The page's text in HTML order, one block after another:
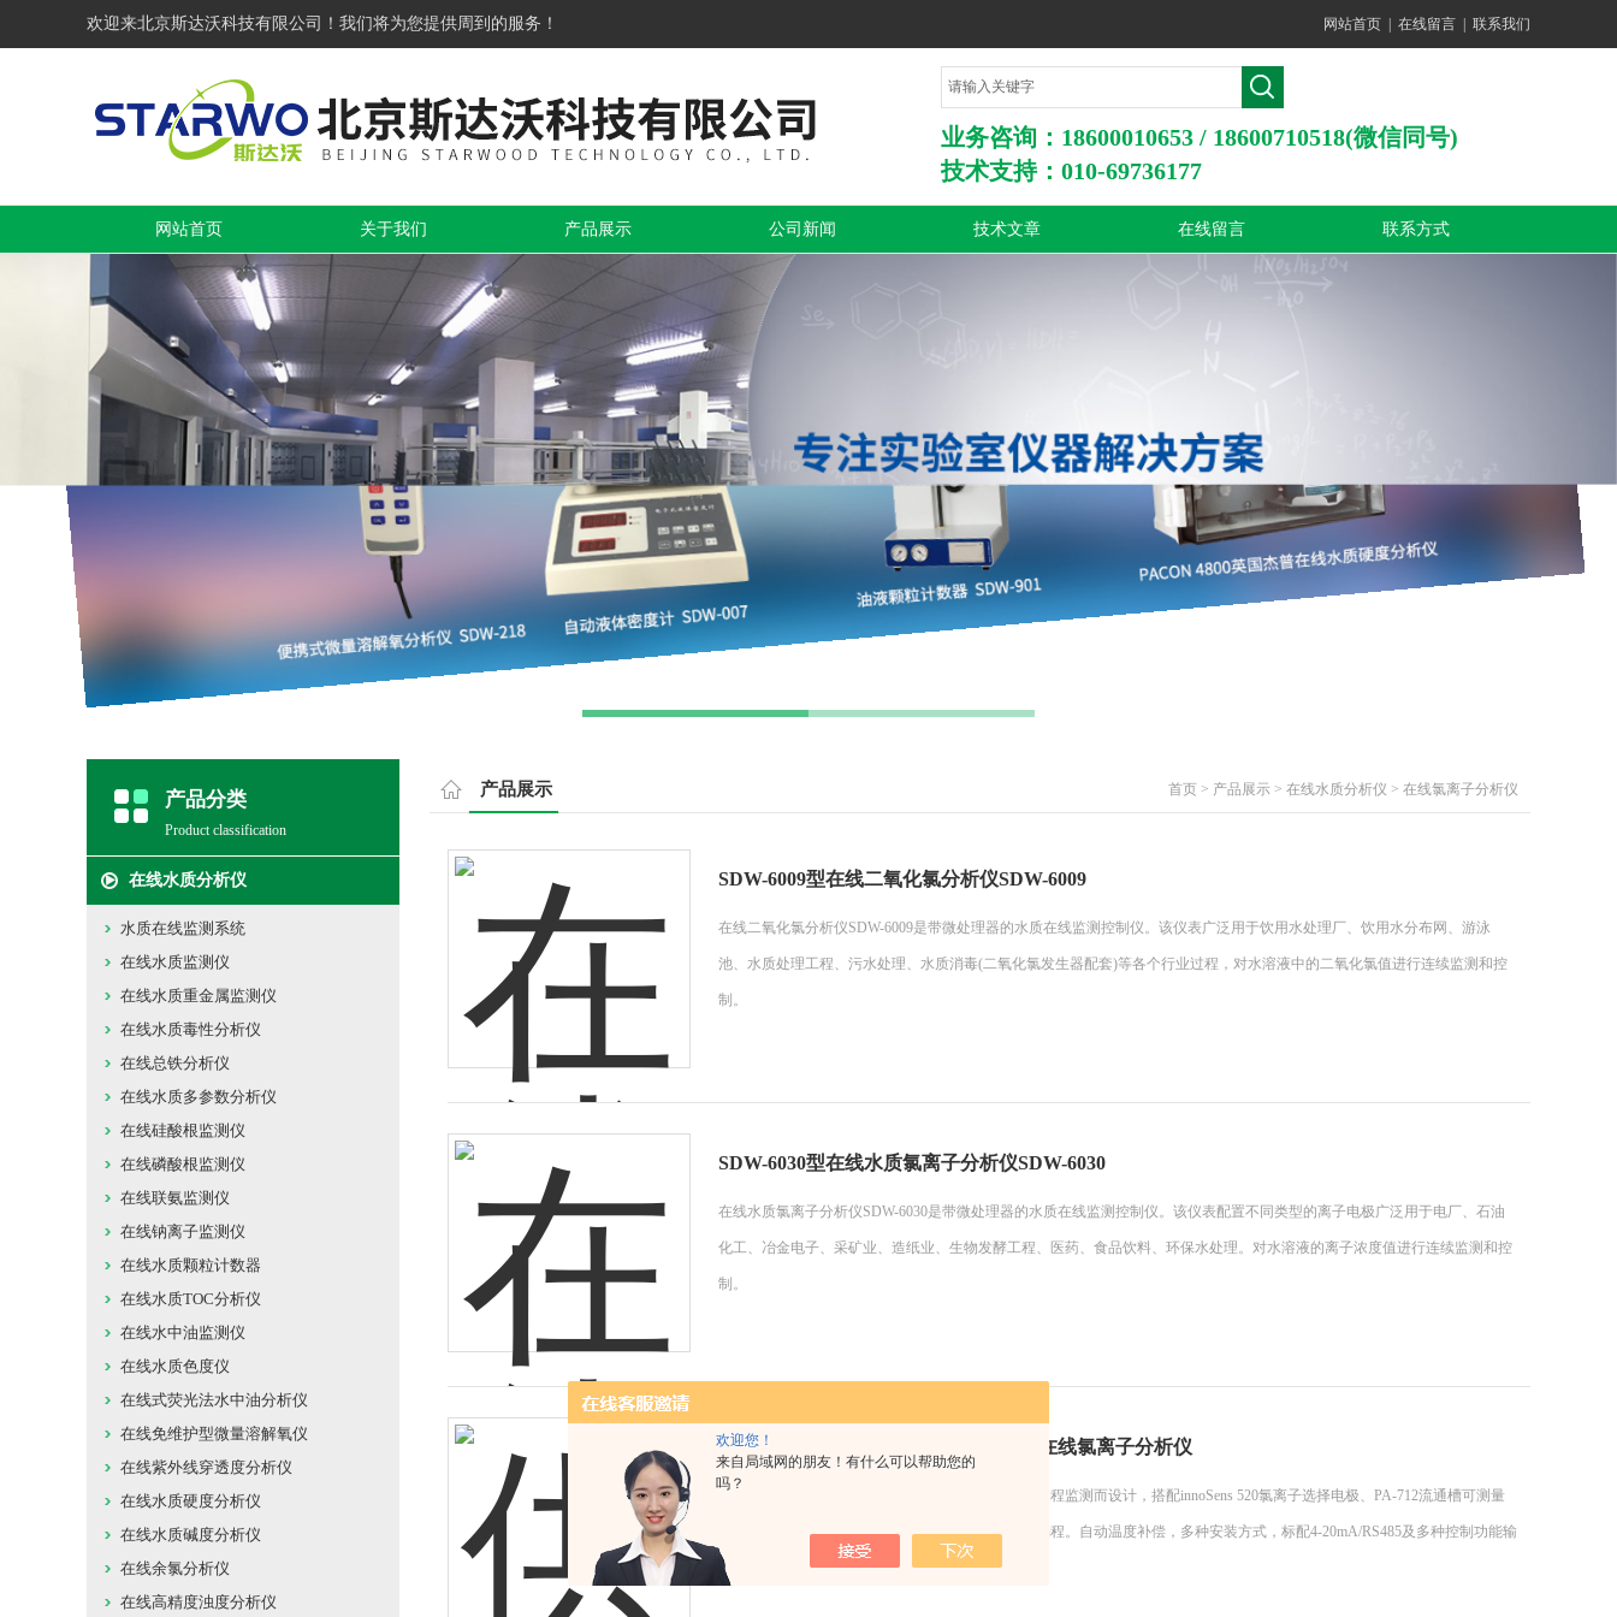
欢迎您！
来自局域网的朋友！有什么可以帮助您的
吗？
欢迎来北京斯达沃科技有限公司！我们将为您提供周到的服务！ 网站首页 在线留言 联系我们
业务咨询：18600010653 / 18600710518(微信同号)
技术支持：010-69736177
网站首页 关于我们 产品展示 公司新闻 技术文章 在线留言 联系方式
产品分类
Product classification
在线水质分析仪
水质在线监测系统
在线水质监测仪
在线水质重金属监测仪
在线水质毒性分析仪
在线总铁分析仪
在线水质多参数分析仪
在线硅酸根监测仪
在线磷酸根监测仪
在线联氨监测仪
在线钠离子监测仪
在线水质颗粒计数器
在线水质TOC分析仪
在线水中油监测仪
在线水质色度仪
在线式荧光法水中油分析仪
在线免维护型微量溶解氧仪
在线紫外线穿透度分析仪
在线水质硬度分析仪
在线水质碱度分析仪
在线余氯分析仪
在线高精度浊度分析仪
产品展示 首页 > 产品展示 > 在线水质分析仪 > 在线氯离子分析仪
SDW-6009型在线二氧化氯分析仪SDW-6009
在线二氧化氯分析仪SDW-6009是带微处理器的水质在线监测控制仪。该仪表广泛用于饮用水处理厂、饮用水分布网、游泳
池、水质处理工程、污水处理、水质消毒(二氧化氯发生器配套)等各个行业过程，对水溶液中的二氧化氯值进行连续监测和控
制。
SDW-6030型在线水质氯离子分析仪SDW-6030
在线水质氯离子分析仪SDW-6030是带微处理器的水质在线监测控制仪。该仪表配置不同类型的离子电极广泛用于电厂、石油
化工、冶金电子、采矿业、造纸业、生物发酵工程、医药、食品饮料、环保水处理。对水溶液的离子浓度值进行连续监测和控
制。
innoCon 6800I供应杰普innoCon 6800I在线氯离子分析仪
在线氯离子分析仪innoCon 6800I专为水处理和工业过程监测而设计，搭配innoSens 520氯离子选择电极、PA-712流通槽可测量
水中氯离子浓度和温度。中英文菜单，用户可自行编程。自动温度补偿，多种安装方式，标配4-20mA/RS485及多种控制功能输
出。供应杰普innoCon 6800I在线氯离子分析仪